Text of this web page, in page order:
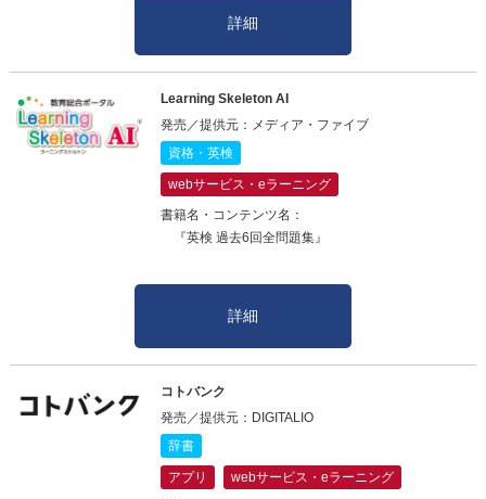
詳細
Learning Skeleton AI
発売／提供元：メディア・ファイブ
資格・英検
webサービス・eラーニング
書籍名・コンテンツ名：
『英検 過去6回全問題集』
詳細
コトバンク
発売／提供元：DIGITALIO
辞書
アプリ
webサービス・eラーニング